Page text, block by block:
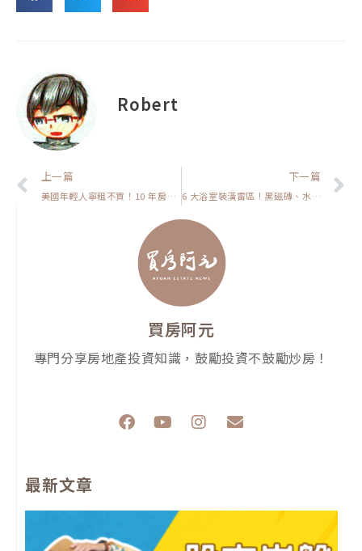
Robert
上一頁
上一篇
美國年輕人寧租不買！10 年房價翻倍＋房屋稅暴擊，261%股市報酬吸走房錢，台灣首購族也該警醒？【置產客不說的秘密】
下一篇
6 大浴室裝潢雷區！黑磁磚、水晶吊燈、壁掛馬桶…別讓維修地獄找上門【裝潢該怎麼弄】
買房阿元
專門分享房地產投資知識，鼓勵投資不鼓勵炒房！
F
a
o
Y
e
I
r
E
p
最新文章